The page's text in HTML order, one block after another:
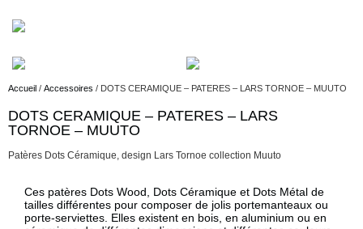
Accueil / Accessoires / DOTS CERAMIQUE – PATERES – LARS TORNOE – MUUTO
DOTS CERAMIQUE – PATERES – LARS
TORNOE – MUUTO
Patères Dots Céramique, design Lars Tornoe collection Muuto
Description
Description
Ces patères Dots Wood, Dots Céramique et Dots Métal de
tailles différentes pour composer de jolis portemanteaux ou
porte-serviettes. Elles existent en bois, en aluminium ou en